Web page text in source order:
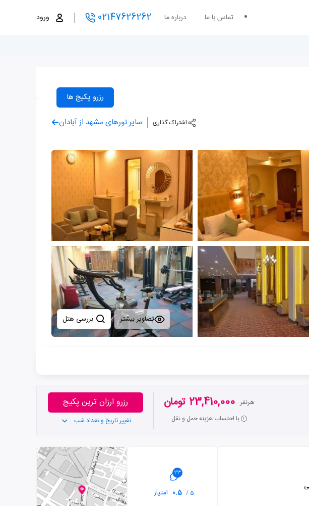
تماس با ما درباره ما 02147626262 ورود
رزرو پکیج ها
اشتراک گذاری سایر تورهای مشهد از آبادان
تصاویر بیشتر
هرنفر 23,410,000 تومان
با احتساب هزینه حمل و نقل
رزرو ارزان ترین پکیج
تغییر تاریخ و تعداد شب
23
5 /
0.5 امتیاز